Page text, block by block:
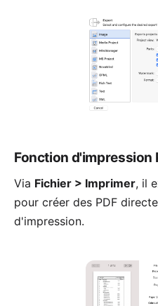
Fonction d'impression
Via Fichier > Imprimer, il
pour créer des PDF
d'impression.